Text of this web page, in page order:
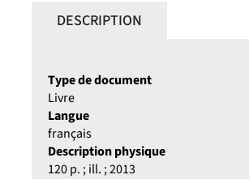
DESCRIPTION
Type de document
Livre
Langue
français
Description physique
120 p. ; ill. ; 2013